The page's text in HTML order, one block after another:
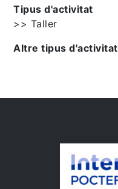
Tipus d'activitat
>> Taller
Altre tipus d'activitat